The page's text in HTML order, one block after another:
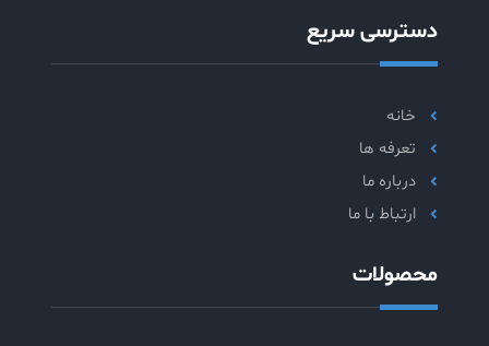
دسترسی سریع
خانه
تعرفه ها
درباره ما
ارتباط با ما
محصولات